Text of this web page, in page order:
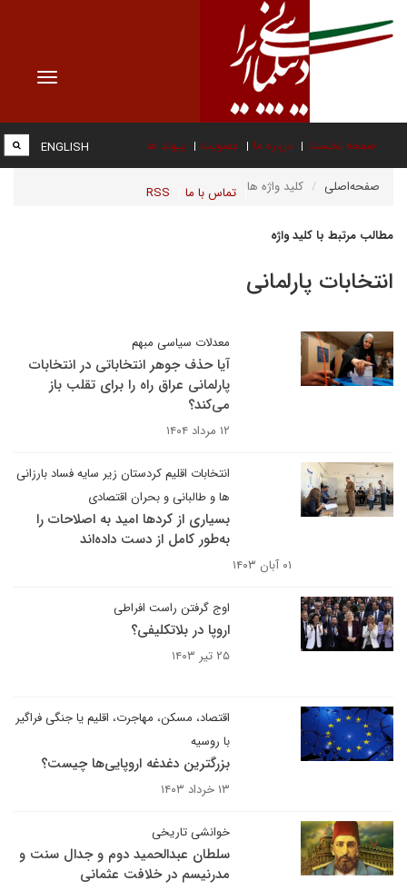
Toggle
صفحه نخست درباره ما عضویت پیوند ها
تماس با ما RSS
ENGLISH
صفحه‌اصلی کلید واژه ها
مطالب مرتبط با کلید واژه
انتخابات پارلمانی
معدلات سیاسی مبهم
​آیا حذف جوهر انتخاباتی در انتخابات
پارلمانی عراق راه را برای تقلب باز
می‌کند؟
۱۲ مرداد ۱۴۰۴
انتخابات اقلیم کردستان‌ زیر سایه فساد بارزانی
ها و طالبانی و بحران اقتصادی
بسیاری از کردها امید به اصلاحات را
به‌طور کامل از دست داده‌اند
۰۱ آبان ۱۴۰۳
اوج گرفتن راست افراطی
اروپا در بلاتکلیفی؟
۲۵ تیر ۱۴۰۳
اقتصاد، مسکن، مهاجرت، اقلیم یا جنگی فراگیر
با روسیه
بزرگترین دغدغه اروپایی‌ها چیست؟
۱۳ خرداد ۱۴۰۳
خوانشی تاریخی
سلطان عبدالحمید دوم و جدال سنت و
مدرنیسم در خلافت عثمانی